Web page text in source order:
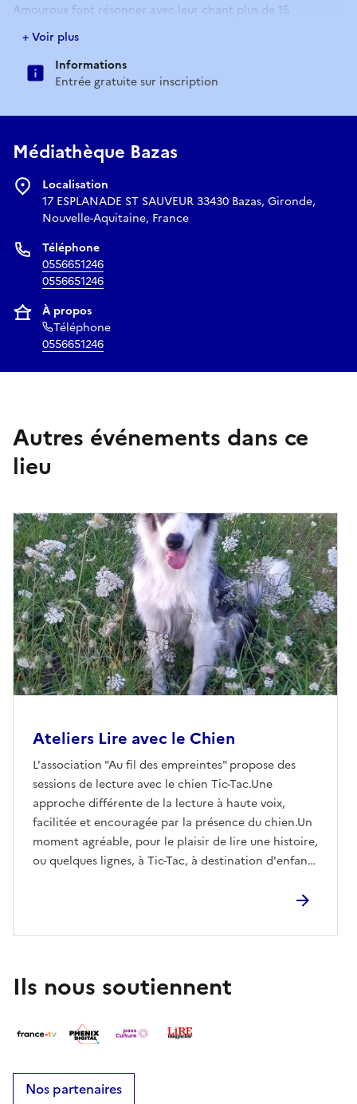
Amouroux font résonner avec leur chant plus de 15
instruments rares (cordes, vents et percussions) et autant
d’univers vocaux et de langues, collectées au fil du chemin –
ouïghour, albanais, kurde, ukrainien, rromani, kirghiz ou
persan. A cette richesse sonore répondent aquarelles,
Blaquié.
Une exploration sensible, musicale et visuelle, à hauteur
d’humanité.
Réserver
E-mail
polyedre@ville-bazas.fr
+ Voir plus
Informations
Entrée gratuite sur inscription
Médiathèque Bazas
Localisation
17 ESPLANADE ST SAUVEUR 33430 Bazas, Gironde,
Nouvelle-Aquitaine, France
Téléphone
0556651246
0556651246
À propos
Téléphone
0556651246
Autres événements dans ce
lieu
Ateliers Lire avec le Chien
L'association "Au fil des empreintes" propose des
sessions de lecture avec le chien Tic-Tac.Une
approche différente de la lecture à haute voix,
facilitée et encouragée par la présence du chien.Un
moment agréable, pour le plaisir de lire une histoire,
ou quelques lignes, à Tic-Tac, à destination d'enfants
Tic-Tac !Les bibliothécaires proposent en parallèle
(fabrication de marque-pages, petit
cahier...).RéserverE-mailpolyedre@ville-bazas.fr
Ils nous soutiennent
Nos partenaires